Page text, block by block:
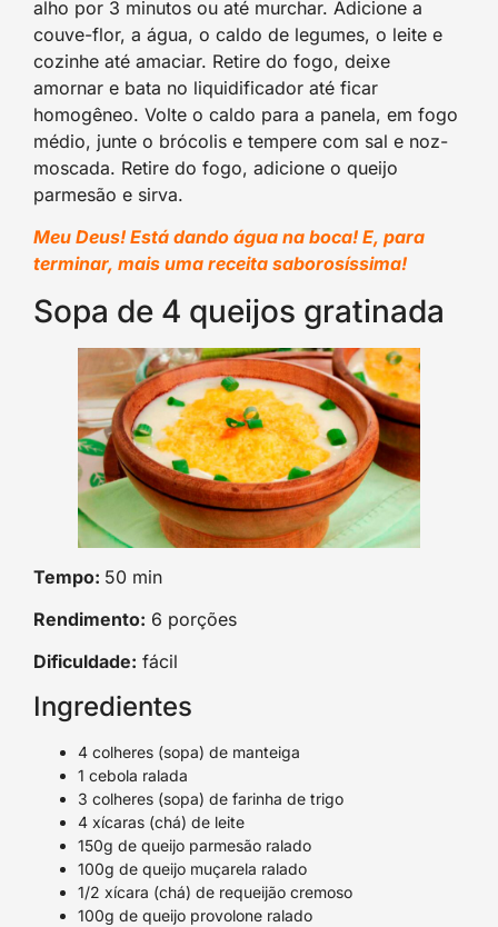
alho por 3 minutos ou até murchar. Adicione a
couve-flor, a água, o caldo de legumes, o leite e
cozinhe até amaciar. Retire do fogo, deixe
amornar e bata no liquidificador até ficar
homogêneo. Volte o caldo para a panela, em fogo
médio, junte o brócolis e tempere com sal e noz-
moscada. Retire do fogo, adicione o queijo
parmesão e sirva.
Meu Deus! Está dando água na boca! E, para
terminar, mais uma receita saborosíssima!
Sopa de 4 queijos gratinada
Tempo: 50 min
Rendimento: 6 porções
Dificuldade: fácil
Ingredientes
4 colheres (sopa) de manteiga
1 cebola ralada
3 colheres (sopa) de farinha de trigo
4 xícaras (chá) de leite
150g de queijo parmesão ralado
100g de queijo muçarela ralado
1/2 xícara (chá) de requeijão cremoso
100g de queijo provolone ralado